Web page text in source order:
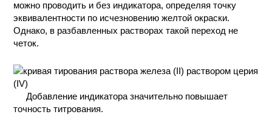
можно проводить и без индикатора, определяя точку
эквивалентности по исчезновению желтой окраски.
Однако, в разбавленных растворах такой переход не
четок.
Добавление индикатора значительно повышает
точность титрования.